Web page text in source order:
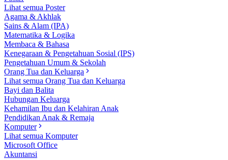
Lihat semua Poster
Agama & Akhlak
Sains & Alam (IPA)
Matematika & Logika
Membaca & Bahasa
Kenegaraan & Pengetahuan Sosial (IPS)
Pengetahuan Umum & Sekolah
Orang Tua dan Keluarga
Lihat semua Orang Tua dan Keluarga
Bayi dan Balita
Hubungan Keluarga
Kehamilan Ibu dan Kelahiran Anak
Pendidikan Anak & Remaja
Komputer
Lihat semua Komputer
Microsoft Office
Akuntansi